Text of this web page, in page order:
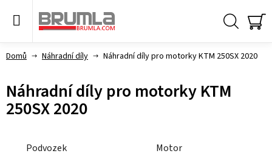
Domů Náhradní díly Náhradní díly pro motorky KTM 250SX 2020
Náhradní díly pro motorky KTM
250SX 2020
Podvozek Motor